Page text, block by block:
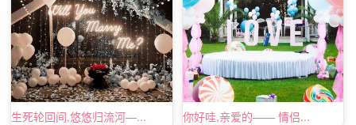
一幕将会多么的惊喜，此时的你再用求婚戒指向她求婚，相
信一定能成功。
生死轮回间,悠悠归流河—... 你好哇,亲爱的—— 情侣...